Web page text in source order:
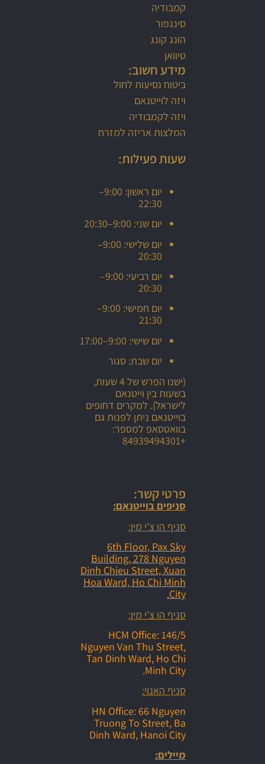
קמבודיה
סינגפור
הונג קונג
טיוואן
מידע חשוב:
ביטוח נסיעות לחול
ויזה לוייטנאם
ויזה לקמבודיה
המלצות אריזה למזרח
שעות פעילות:
יום ראשון: 9:00–
22:30
יום שני: 9:00–20:30
יום שלישי: 9:00–
20:30
יום רביעי: 9:00–
20:30
יום חמישי: 9:00–
21:30
יום שישי: 9:00–17:00
יום שבת: סגור
(ישנו הפרש של 4 שעות,
בשעות בין וייטנאם
לישראל). למקרים דחופים
בוייטנאם ניתן לפנות גם
בוואטסאפ למספר:
+84939494301
פרטי קשר:
סניפים בוייטנאם:
סניף הו צ'י מין:
6th Floor, Pax Sky
Building, 278 Nguyen
Dinh Chieu Street, Xuan
Hoa Ward, Ho Chi Minh
City.
סניף הו צ'י מין:
HCM Office: 146/5
Nguyen Van Thu Street,
Tan Dinh Ward, Ho Chi
Minh City.
סניף האנוי:
HN Office: 66 Nguyen
Truong To Street, Ba
Dinh Ward, Hanoi City
מיילים: